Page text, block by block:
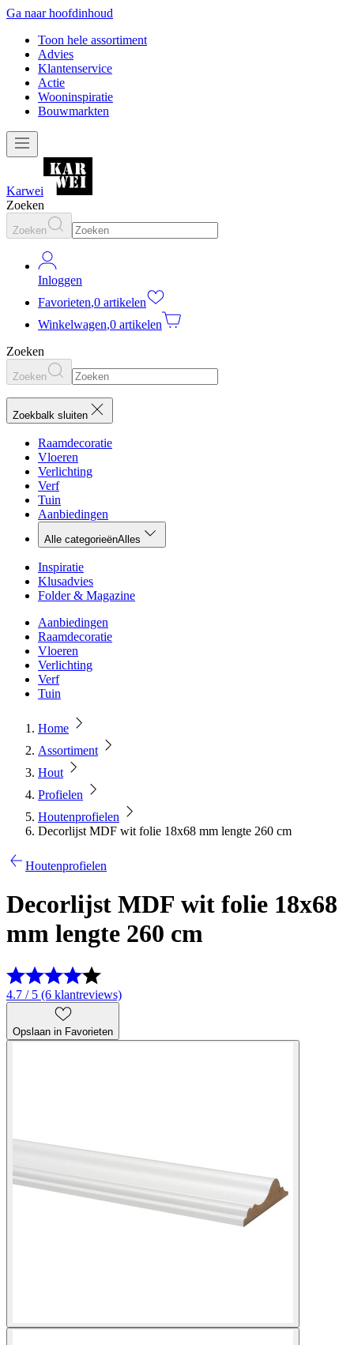
Ga naar hoofdinhoud
Toon hele assortiment
Advies
Klantenservice
Actie
Wooninspiratie
Bouwmarkten
Karwei
Zoeken
Zoeken
Inloggen
Favorieten,0 artikelen
Winkelwagen,0 artikelen
Zoeken
Zoeken
Zoekbalk sluiten
Raamdecoratie
Vloeren
Verlichting
Verf
Tuin
Aanbiedingen
Alle categorieënAlles
Inspiratie
Klusadvies
Folder & Magazine
Aanbiedingen
Raamdecoratie
Vloeren
Verlichting
Verf
Tuin
Home
Assortiment
Hout
Profielen
Houtenprofielen
Decorlijst MDF wit folie 18x68 mm lengte 260 cm
Houtenprofielen
Decorlijst MDF wit folie 18x68
mm lengte 260 cm
4.7 / 5 (6 klantreviews)
Opslaan in Favorieten